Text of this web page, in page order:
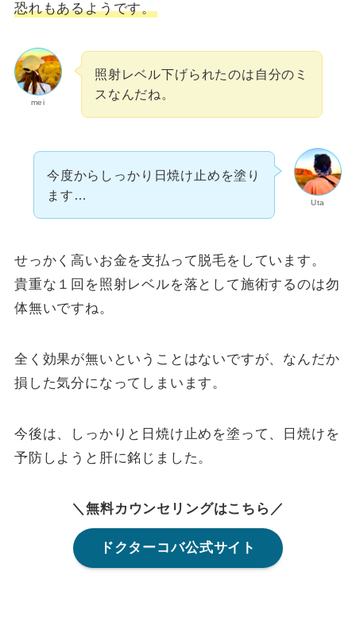
恐れもあるようです。
mei
照射レベル下げられたのは自分のミ
スなんだね。
Uta
今度からしっかり日焼け止めを塗り
ます…
せっかく高いお金を支払って脱毛をしています。
貴重な１回を照射レベルを落として施術するのは勿
体無いですね。
全く効果が無いということはないですが、なんだか
損した気分になってしまいます。
今後は、しっかりと日焼け止めを塗って、日焼けを
予防しようと肝に銘じました。
＼無料カウンセリングはこちら／
ドクターコバ公式サイト